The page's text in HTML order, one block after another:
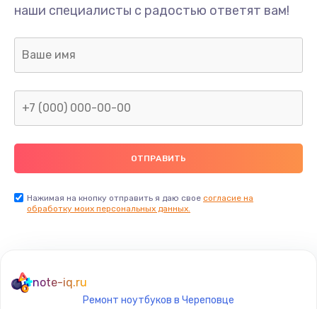
наши специалисты с радостью ответят вам!
Нажимая на кнопку отправить я даю свое согласие на
обработку моих персональных данных.
note-iq.ru
Ремонт ноутбуков в Череповце